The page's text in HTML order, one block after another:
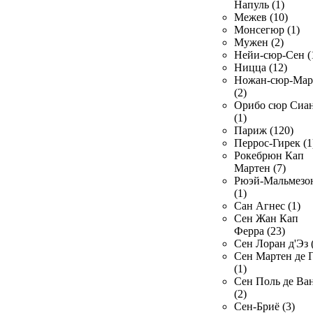
Напуль (1)
Межев (10)
Монсегюр (1)
Мужен (2)
Нейи-сюр-Сен
Ницца (12)
Ножан-сюр-
(2)
Орибо сюр
(1)
Париж (120)
Перрос-Гирек
Рокебрюн Кап
Мартен (7)
Рюэй-
(1)
Сан Агнес (1)
Сен Жан Кап
Ферра (23)
Сен Лоран д'Эз
Сен Мартен де
(1)
Сен Поль де
(2)
Сен-Бриё (3)